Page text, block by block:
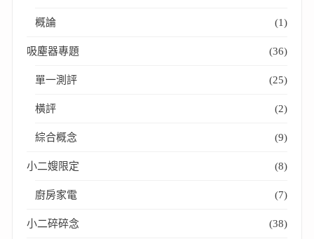
概論 (1)
吸塵器專題 (36)
單一測評 (25)
橫評 (2)
綜合概念 (9)
小二嫂限定 (8)
廚房家電 (7)
小二碎碎念 (38)